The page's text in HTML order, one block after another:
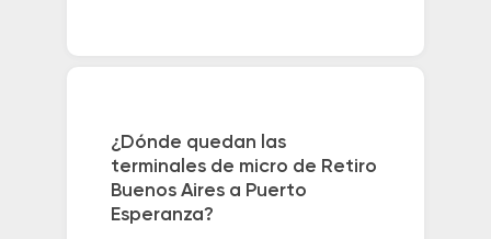
¿Dónde quedan las
terminales de micro de Retiro
Buenos Aires a Puerto
Esperanza?